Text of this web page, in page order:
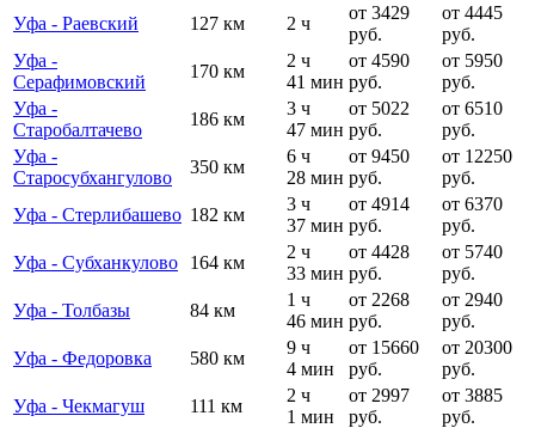
Уфа - Раевский
127 км 2 ч
от 3429
руб.
от 4445
руб.
Уфа -
Серафимовский
170 км
2 ч
41 мин
от 4590
руб.
от 5950
руб.
Уфа -
Старобалтачево
186 км
3 ч
47 мин
от 5022
руб.
от 6510
руб.
Уфа -
Старосубхангулово
350 км
6 ч
28 мин
от 9450
руб.
от 12250
руб.
Уфа - Стерлибашево 182 км
3 ч
37 мин
от 4914
руб.
от 6370
руб.
Уфа - Субханкулово
164 км
2 ч
33 мин
от 4428
руб.
от 5740
руб.
Уфа - Толбазы
84 км
1 ч
46 мин
от 2268
руб.
от 2940
руб.
Уфа - Федоровка
580 км
9 ч
4 мин
от 15660
руб.
от 20300
руб.
Уфа - Чекмагуш
111 км
2 ч
1 мин
от 2997
руб.
от 3885
руб.